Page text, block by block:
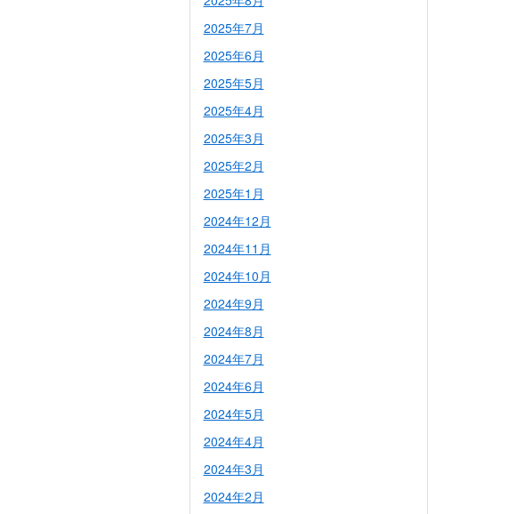
2025年7月
2025年6月
2025年5月
2025年4月
2025年3月
2025年2月
2025年1月
2024年12月
2024年11月
2024年10月
2024年9月
2024年8月
2024年7月
2024年6月
2024年5月
2024年4月
2024年3月
2024年2月